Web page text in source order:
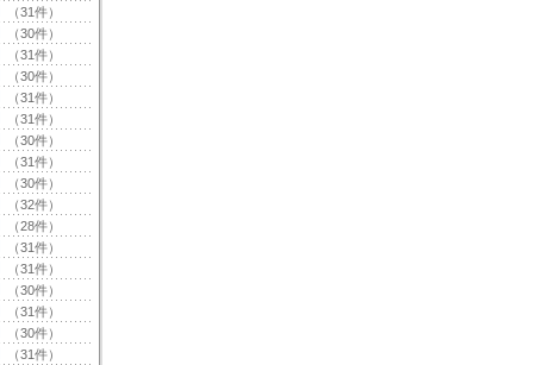
（31件）
（30件）
（31件）
（30件）
（31件）
（31件）
（30件）
（31件）
（30件）
（32件）
（28件）
（31件）
（31件）
（30件）
（31件）
（30件）
（31件）